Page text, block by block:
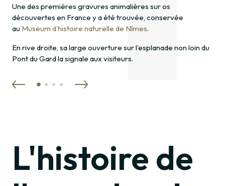
Une des premières gravures animalières sur os
découvertes en France y a été trouvée, conservée
au Museum d’histoire naturelle de Nîmes.
En rive droite, sa large ouverture sur l’esplanade non loin du
Pont du Gard la signale aux visiteurs.
L'histoire de